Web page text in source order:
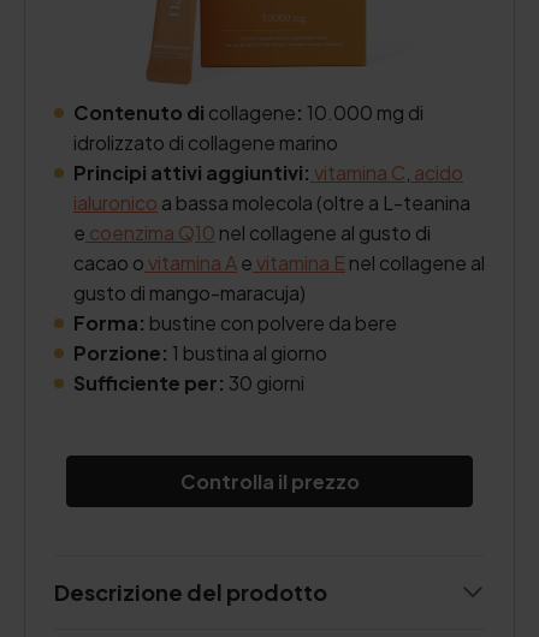
Contenuto di collagene: 10.000 mg di
idrolizzato di collagene marino
Principi attivi aggiuntivi: vitamina C acido
ialuronico a bassa molecola (oltre a L-teanina
e coenzima Q10 nel collagene al gusto di
cacao ovitamina Aevitamina E nel collagene al
gusto di mango-maracuja)
Forma: bustine con polvere da bere
Porzione: 1 bustina al giorno
Sufficiente per: 30 giorni
Controlla il prezzo
Descrizione del prodotto